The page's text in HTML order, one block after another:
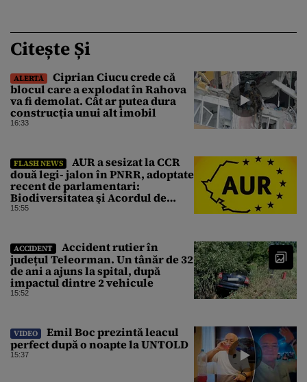
Citește Și
ALERTĂ
Ciprian Ciucu crede că
blocul care a explodat în Rahova
va fi demolat. Cât ar putea dura
construcția unui alt imobil
16:33
FLASH NEWS
AUR a sesizat la CCR
două legi- jalon în PNRR, adoptate
recent de parlamentari:
Biodiversitatea şi Acordul de
împrumut cu BIRD
15:55
ACCIDENT
Accident rutier în
județul Teleorman. Un tânăr de 32
de ani a ajuns la spital, după
impactul dintre 2 vehicule
15:52
VIDEO
Emil Boc prezintă leacul
perfect după o noapte la UNTOLD
15:37